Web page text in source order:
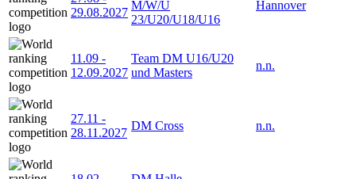
29.08.2027
M/W/U
23/U20/U18/U16
Hannover
11.09 -
12.09.2027
Team DM U16/U20
und Masters
n.n.
27.11 -
28.11.2027
DM Cross n.n.